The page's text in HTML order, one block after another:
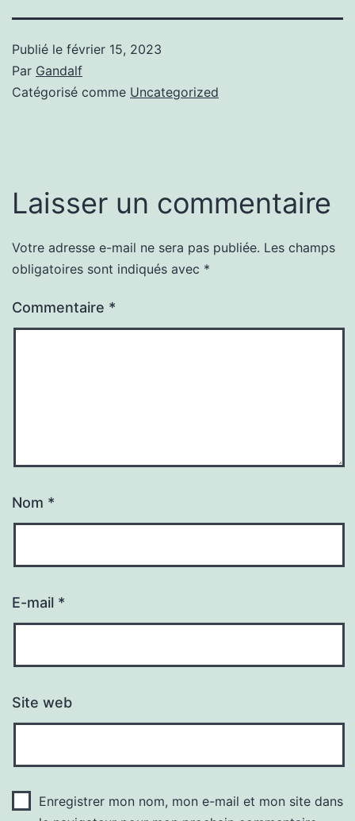
Publié le février 15, 2023
Par Gandalf
Catégorisé comme Uncategorized
Laisser un commentaire
Votre adresse e-mail ne sera pas publiée. Les champs
obligatoires sont indiqués avec *
Commentaire *
Nom *
E-mail *
Site web
Enregistrer mon nom, mon e-mail et mon site dans